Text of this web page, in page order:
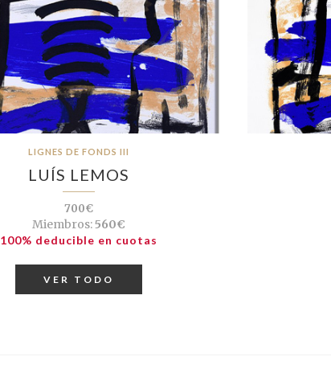
LIGNES DE FONDS III
LUÍS LEMOS
700€
Miembros:560€
100% deducible en cuotas
VER TODO